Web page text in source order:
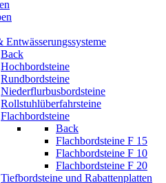
Entwässerungssysteme
Back
Hochbordsteine
Rundbordsteine
Niederflurbusbordsteine
Rollstuhlüberfahrsteine
Flachbordsteine
Back
Flachbordsteine F 15
Flachbordsteine F 10
Flachbordsteine F 20
Tiefbordsteine und Rabattenplatten